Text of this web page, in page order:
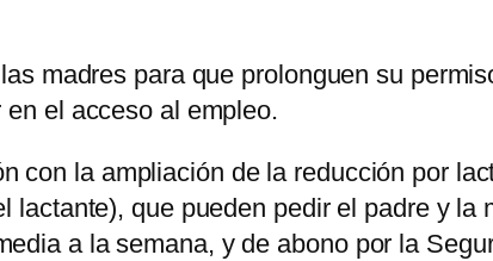
madres para que prolonguen su
el acceso al empleo.
con la ampliación de la reducción por
lactante), que pueden pedir el padre y
a la semana, y de abono por la